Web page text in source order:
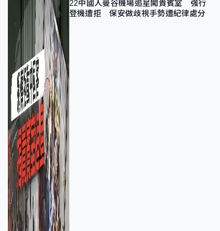
22中國人曼谷機場追星闖貴賓室 強行
登機遭拒 保安做歧視手勢遭紀律處分